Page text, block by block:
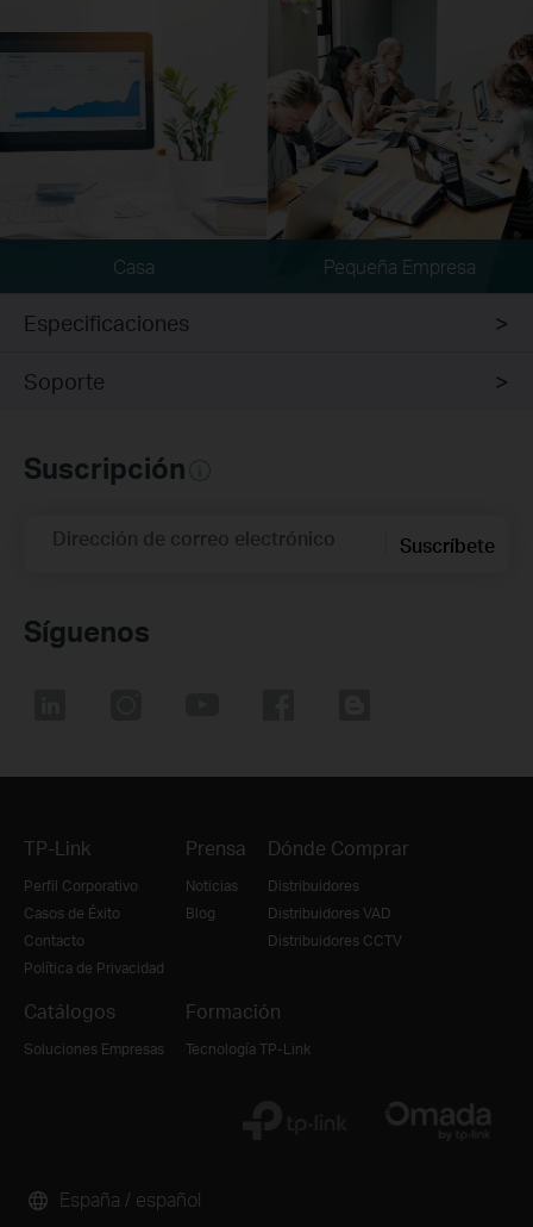
Casa Pequeña Empresa
Especificaciones
Soporte
Suscripción
Dirección de correo electrónico Suscríbete
Síguenos
TP-Link
Perfil Corporativo
Casos de Éxito
Contacto
Política de Privacidad
Prensa
Noticias
Blog
Dónde Comprar
Distribuidores
Distribuidores VAD
Distribuidores CCTV
Catálogos
Soluciones Empresas
Formación
Tecnología TP-Link
España / español